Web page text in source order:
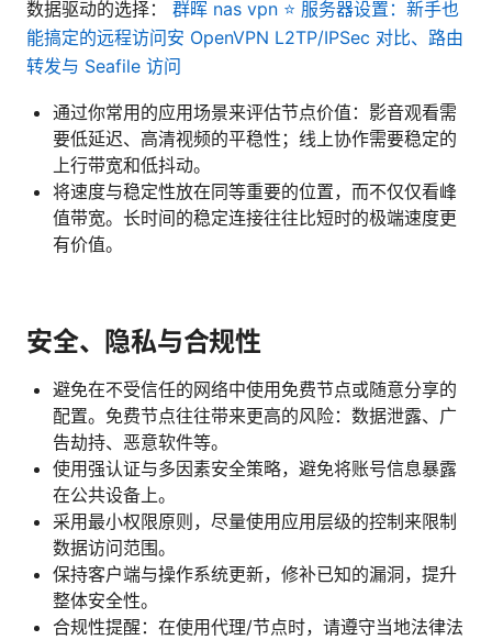
数据驱动的选择： 群晖 nas vpn ⭐ 服务器设置：新手也
能搞定的远程访问安 OpenVPN L2TP/IPSec 对比、路由
转发与 Seafile 访问
通过你常用的应用场景来评估节点价值：影音观看需
要低延迟、高清视频的平稳性；线上协作需要稳定的
上行带宽和低抖动。
将速度与稳定性放在同等重要的位置，而不仅仅看峰
值带宽。长时间的稳定连接往往比短时的极端速度更
有价值。
安全、隐私与合规性
避免在不受信任的网络中使用免费节点或随意分享的
配置。免费节点往往带来更高的风险：数据泄露、广
告劫持、恶意软件等。
使用强认证与多因素安全策略，避免将账号信息暴露
在公共设备上。
采用最小权限原则，尽量使用应用层级的控制来限制
数据访问范围。
保持客户端与操作系统更新，修补已知的漏洞，提升
整体安全性。
合规性提醒：在使用代理/节点时，请遵守当地法律法